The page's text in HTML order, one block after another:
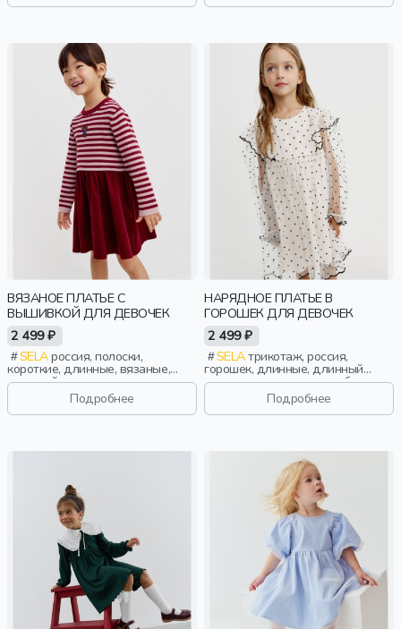
ВЯЗАНОЕ ПЛАТЬЕ С
ВЫШИВКОЙ ДЛЯ ДЕВОЧЕК
2 499 ₽
SELAроссия, полоски,
короткие, длинные, вязаные,
длинный рукав, однотон,
вышивка, вырез, круглый вырез,
клеш, девочки, дети
Подробнее
НАРЯДНОЕ ПЛАТЬЕ В
ГОРОШЕК ДЛЯ ДЕВОЧЕК
2 499 ₽
SELAтрикотаж, россия,
горошек, длинные, длинный
рукав, застежка, сетка, оборка,
манжета, пышные, вырез,
круглый вырез, эластичные,
девочки, дети
Подробнее